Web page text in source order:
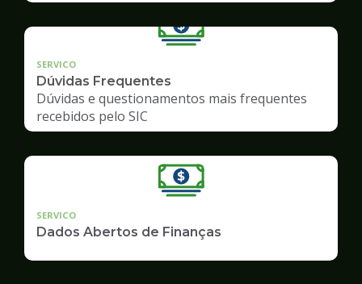
SERVICO
Dúvidas Frequentes
Dúvidas e questionamentos mais frequentes
recebidos pelo SIC
SERVICO
Dados Abertos de Finanças